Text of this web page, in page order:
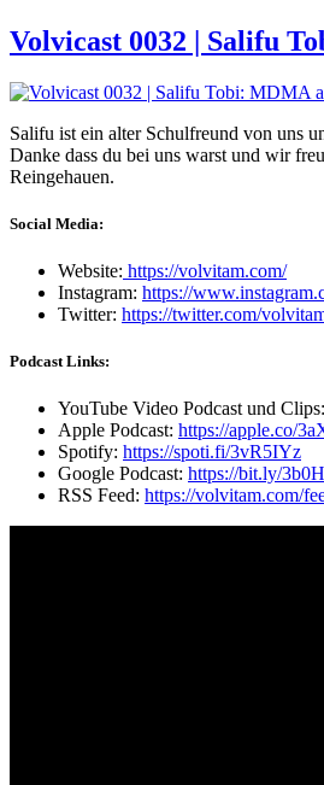
Volvicast 0032 | Salifu
Salifu ist ein alter Schulfreund von uns
Danke dass du bei uns warst und wir
Reingehauen.
Social Media:
Website: https://volvitam.com/
Instagram: https://
Twitter: https://twitter.com/
Podcast Links:
YouTube Video Podcast und Clips:
Apple Podcast: https://apple.co/
Spotify: https://spoti.fi/3vR5IYz
Google Podcast: https://bit.ly/
RSS Feed: https://volvitam.com/